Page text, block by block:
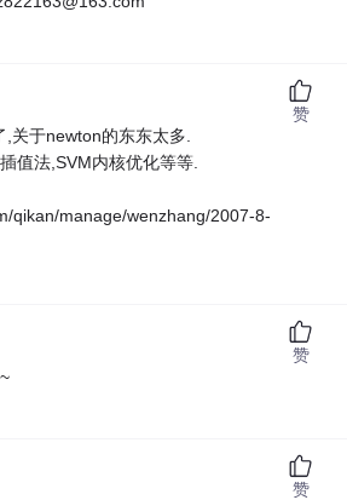
,关于newton的东东太多.
值法,SVM内核优化等等.
qikan/manage/wenzhang/2007-8-
赞
赞
赞